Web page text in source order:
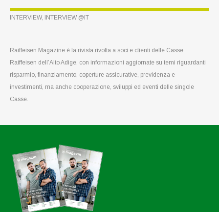
fornito nuove conoscenze sulla qualità e la composizione
microbiologica del latte di montagna. Per il suo lavoro –
studio dalla Federazione Raiffeisen dell’Alto Adige.
INTERVIEW, INTERVIEW @IT
Raiffeisen Magazine è la rivista rivolta a soci e clienti delle Casse
Raiffeisen dell’Alto Adige, con informazioni aggiornate su temi riguardanti
risparmio, finanziamento, coperture assicurative, previdenza e
investimenti, ma anche cooperazione, sviluppi ed eventi delle singole
Casse.